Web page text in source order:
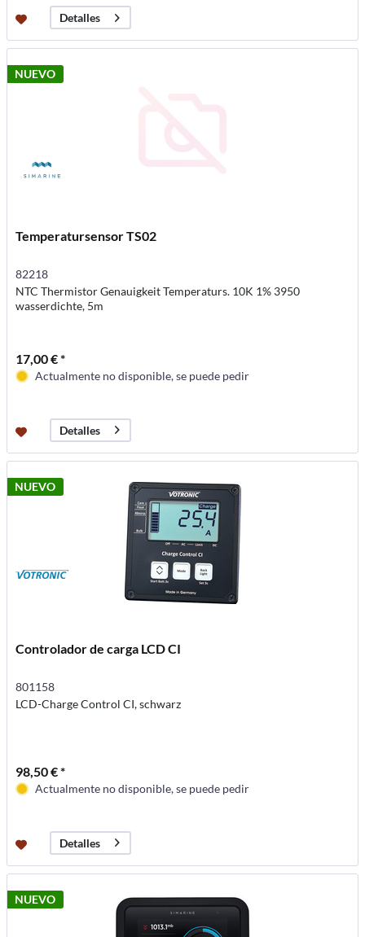
Detalles
NUEVO
Temperatursensor TS02
82218
NTC Thermistor Genauigkeit Temperaturs. 10K 1% 3950
wasserdichte, 5m
17,00 € *
Actualmente no disponible, se puede pedir
Detalles
NUEVO
Controlador de carga LCD CI
801158
LCD-Charge Control CI, schwarz
98,50 € *
Actualmente no disponible, se puede pedir
Detalles
NUEVO